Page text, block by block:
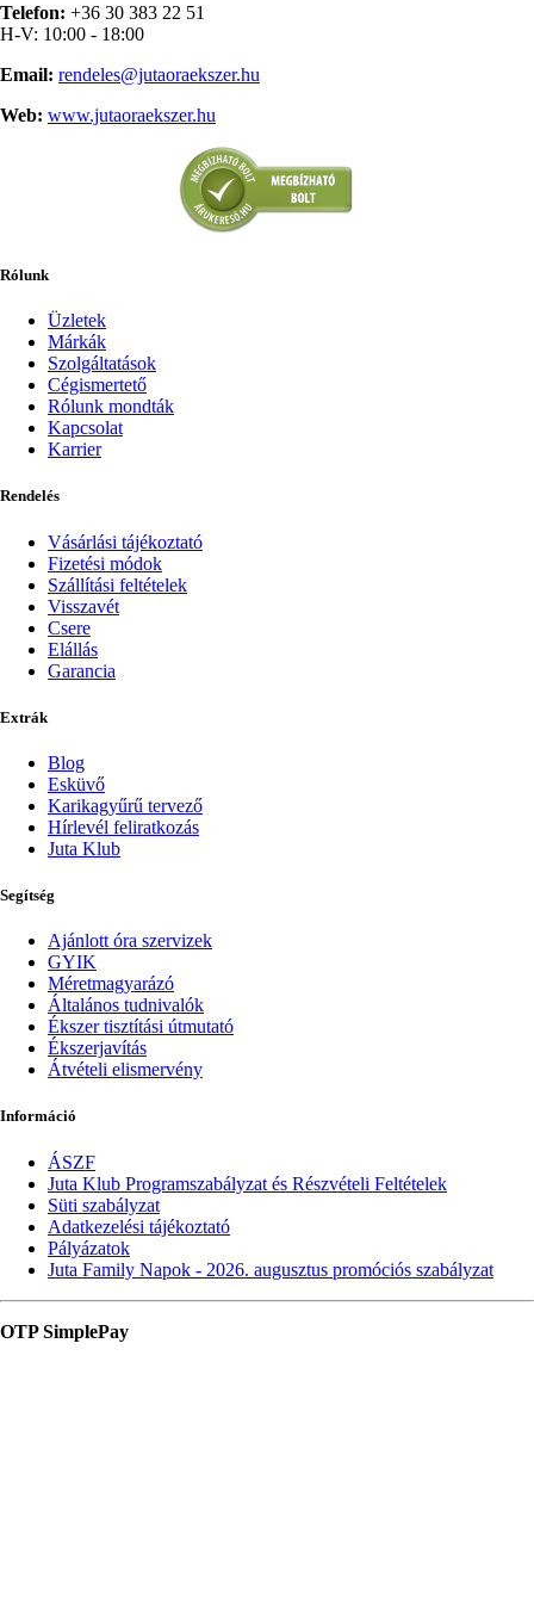
Telefon: +36 30 383 22 51
H-V: 10:00 - 18:00
Email: rendeles@jutaoraekszer.hu
Web: www.jutaoraekszer.hu
Rólunk
Üzletek
Márkák
Szolgáltatások
Cégismertető
Rólunk mondták
Kapcsolat
Karrier
Rendelés
Vásárlási tájékoztató
Fizetési módok
Szállítási feltételek
Visszavét
Csere
Elállás
Garancia
Extrák
Blog
Esküvő
Karikagyűrű tervező
Hírlevél feliratkozás
Juta Klub
Segítség
Ajánlott óra szervizek
GYIK
Méretmagyarázó
Általános tudnivalók
Ékszer tisztítási útmutató
Ékszerjavítás
Átvételi elismervény
Információ
ÁSZF
Juta Klub Programszabályzat és Részvételi Feltételek
Süti szabályzat
Adatkezelési tájékoztató
Pályázatok
Juta Family Napok - 2026. augusztus promóciós szabályzat
OTP SimplePay